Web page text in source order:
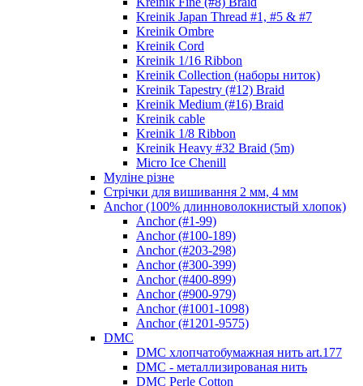
Kreinik Japan Thread #1, #5 & #7
Kreinik Ombre
Kreinik Cord
Kreinik 1/16 Ribbon
Kreinik Collection (наборы ниток)
Kreinik Tapestry (#12) Braid
Kreinik Medium (#16) Braid
Kreinik cable
Kreinik 1/8 Ribbon
Kreinik Heavy #32 Braid (5m)
Micro Ice Chenill
Муліне різне
Стрічки для вишивання 2 мм, 4 мм
Anchor (100% длинноволокнистый хлопок)
Anchor (#1-99)
Anchor (#100-189)
Anchor (#203-298)
Anchor (#300-399)
Anchor (#400-899)
Anchor (#900-979)
Anchor (#1001-1098)
Anchor (#1201-9575)
DMC
DMC хлопчатобумажная нить art.177
DMC - металлизированая нить
DMC Perle Cotton